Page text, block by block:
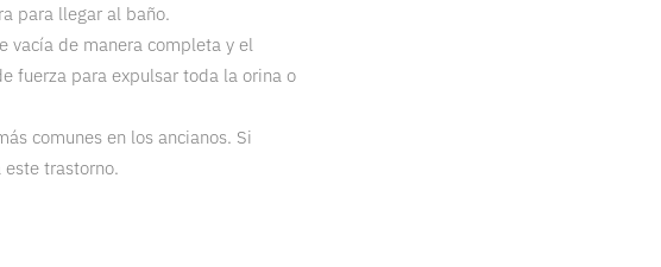
para llegar al baño.
vacía de manera completa y el
fuerza para expulsar toda la orina o
comunes en los ancianos. Si
trastorno.